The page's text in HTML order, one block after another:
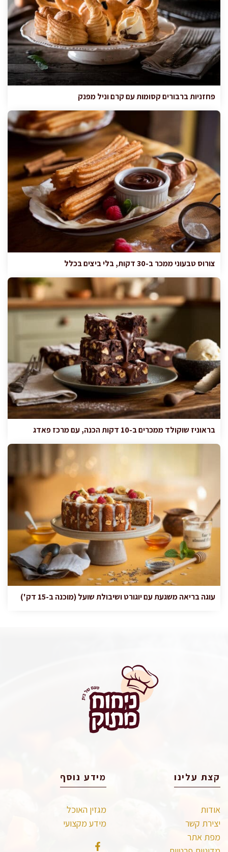
פחזניות ברבורים קסומות עם קרם וניל מפנק
צורוס טבעוני ממכר ב-30 דקות, בלי ביצים בכלל
בראוניז שוקולד ממכרים ב-10 דקות הכנה, עם מרכז פאדג
עוגה בריאה משגעת עם יוגורט ושיבולת שועל (מוכנה ב-15 דק')
קצת עלינו
אודות
יצירת קשר
מפת אתר
מידע נוסף
מגזין האוכל
מידע מקצועי